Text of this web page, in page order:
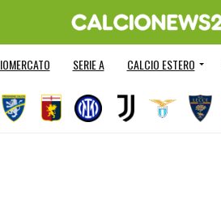
SERIE A CALCIO ESTERO